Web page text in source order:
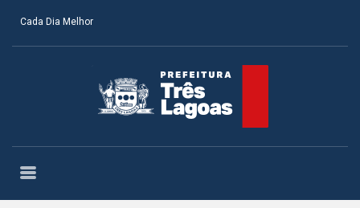
Cada Dia Melhor